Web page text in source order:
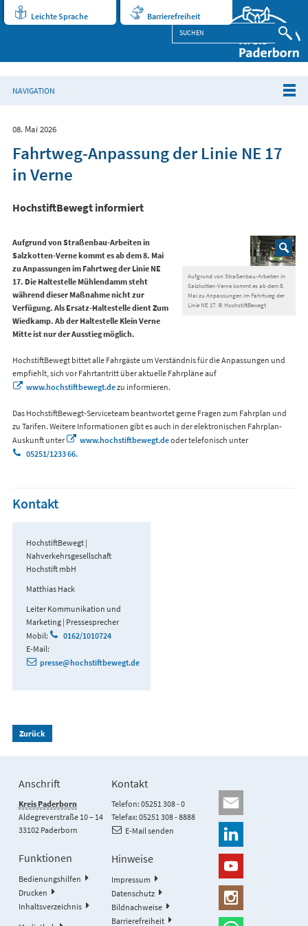
Leichte Sprache Barrierefreiheit
NAVIGATION
08. Mai 2026
Fahrtweg-Anpassung der Linie NE 17
in Verne
HochstiftBewegt informiert
Aufgrund von Straßenbau-Arbeiten in
Salzkotten-Verne kommt es ab dem 8.
Mai zu Anpassungen im Fahrtweg der
Linie NE 17. © HochstiftBewegt
Aufgrund von Straßenbau-Arbeiten in
Salzkotten-Verne kommt es ab dem 8. Mai
zu Anpassungen im Fahrtweg der Linie NE
17. Die Haltestelle Mühlendamm steht
während dieser Maßnahme nicht zur
Verfügung. Als Ersatz-Haltestelle dient Zum
Wiedkamp. Ab der Haltestelle Klein Verne
Mitte ist nur der Ausstieg möglich.
HochstiftBewegt bittet alle Fahrgäste um Verständnis für die Anpassungen und
empfiehlt, sich vor Fahrtantritt über aktuelle Fahrpläne auf
www.hochstiftbewegt.dezu informieren.
Das HochstiftBewegt-Serviceteam beantwortet gerne Fragen zum Fahrplan und
zu Tarifen. Weitere Informationen gibt es auch in der elektronischen Fahrplan-
Auskunft unter
www.hochstiftbewegt.deoder telefonisch unter
05251/1233 66.
Kontakt
HochstiftBewegt |
Nahverkehrsgesellschaft
Hochstift mbH
Matthias Hack
Leiter Kommunikation und
Marketing | Pressesprecher
Mobil:
0162/1010724
E-Mail:
presse@hochstiftbewegt.de
Zurück
Anschrift
Kreis Paderborn
Aldegreverstraße 10 – 14
33102 Paderborn
Kontakt
Telefon: 05251 308 - 0
Telefax: 05251 308 - 8888
E-Mail senden
Funktionen
Bedienungshilfen
Drucken
Inhaltsverzeichnis
Hinweise
Impressum
Datenschutz
Bildnachweise
Barrierefreiheit